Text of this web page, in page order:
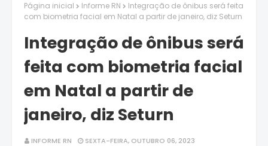
Página inicial Informe RN
Integração de ônibus será feita
com biometria facial em Natal a partir de janeiro, diz Seturn
Integração de ônibus será
feita com biometria facial
em Natal a partir de
janeiro, diz Seturn
INFORME RN SEXTA-FEIRA, OUTUBRO 06, 2023